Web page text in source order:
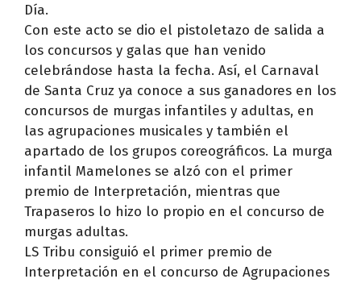
Día.
Con este acto se dio el pistoletazo de salida a
los concursos y galas que han venido
celebrándose hasta la fecha. Así, el Carnaval
de Santa Cruz ya conoce a sus ganadores en los
concursos de murgas infantiles y adultas, en
las agrupaciones musicales y también el
apartado de los grupos coreográficos. La murga
infantil Mamelones se alzó con el primer
premio de Interpretación, mientras que
Trapaseros lo hizo lo propio en el concurso de
murgas adultas.
LS Tribu consiguió el primer premio de
Interpretación en el concurso de Agrupaciones